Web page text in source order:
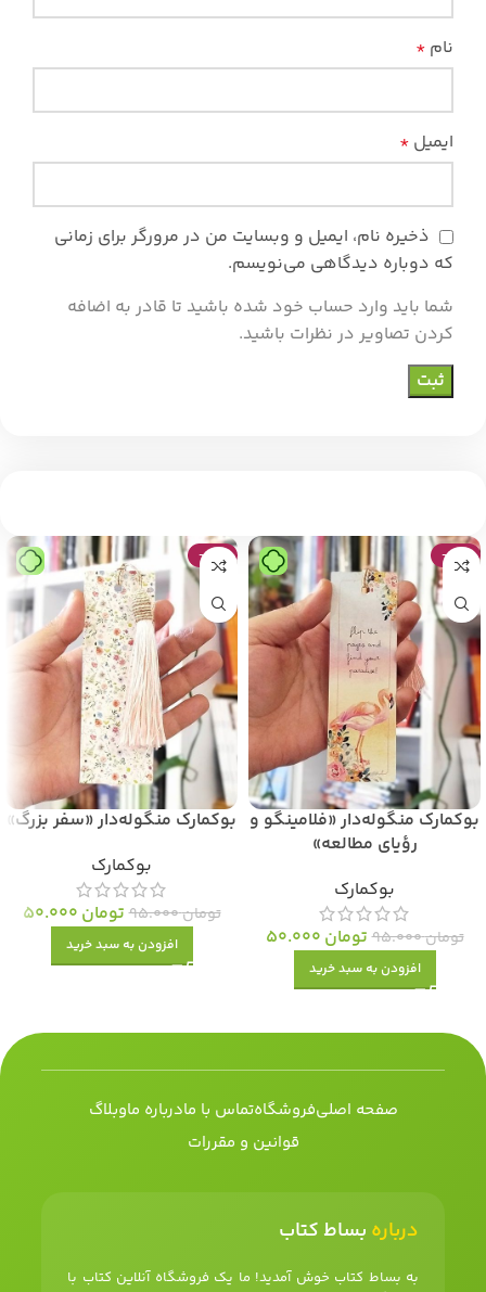
نام *
ایمیل *
ذخیره نام، ایمیل و وبسایت من در مرورگر برای زمانی
که دوباره دیدگاهی می‌نویسم.
شما باید وارد حساب خود شده باشید تا قادر به اضافه
کردن تصاویر در نظرات باشید.
-47%
بوکمارک منگوله‌دار «فلامینگو و
رؤیای مطالعه»
بوکمارک
تومان95.000 تومان
افزودن به سبد خرید
-47%
بوکمارک منگوله‌دار «سفر بزرگ»
بوکمارک
تومان95.000 تومان
افزودن به سبد خرید
صفحه اصلیفروشگاهتماس با مادرباره ماوبلاگ
قوانین و مقررات
درباره بساط کتاب
به بساط کتاب خوش آمدید! ما یک فروشگاه آنلاین کتاب با